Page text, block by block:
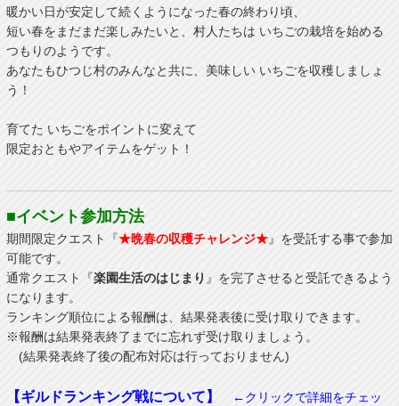
暖かい日が安定して続くようになった春の終わり頃、
短い春をまだまだ楽しみたいと、村人たちは いちごの栽培を始める
つもりのようです。
あなたもひつじ村のみんなと共に、美味しい いちごを収穫しましょ
う！
育てた いちごをポイントに変えて
限定おともやアイテムをゲット！
■イベント参加方法
期間限定クエスト『★晩春の収穫チャレンジ★』を受託する事で参加
可能です。
通常クエスト『楽園生活のはじまり 』を完了させると受託できるよう
になります。
ランキング順位による報酬は、結果発表後に受け取りできます。
※報酬は結果発表終了までに忘れず受け取りましょう。
(結果発表終了後の配布対応は行っておりません)
【ギルドランキング戦について】
←クリックで詳細をチェッ